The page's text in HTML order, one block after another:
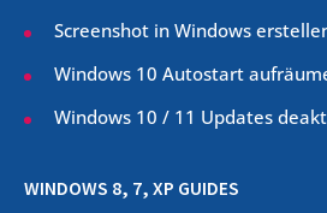
Screenshot in Windows
Windows 10 Autostart
Windows 10 / 11 Updates
WINDOWS 8, 7, XP GUIDES